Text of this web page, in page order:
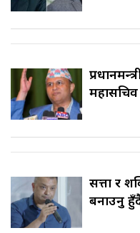
सत्ता र
बनाउनु